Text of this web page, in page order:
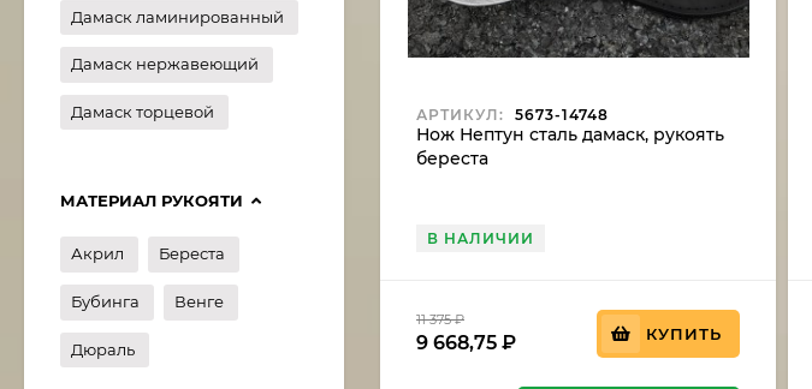
АРТИКУЛ: 5673-14748
Нож Нептун сталь дамаск, рукоять
береста
В НАЛИЧИИ
11 375₽
9 668,75 ₽ КУПИТЬ
Дамаск ламинированный
Дамаск нержавеющий
Дамаск торцевой
МАТЕРИАЛ РУКОЯТИ
Акрил Береста
Бубинга Венге
Дюраль